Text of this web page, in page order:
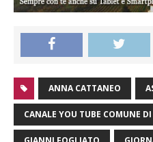
ANNA CATTANEO
CANALE YOU TUBE COMUNE